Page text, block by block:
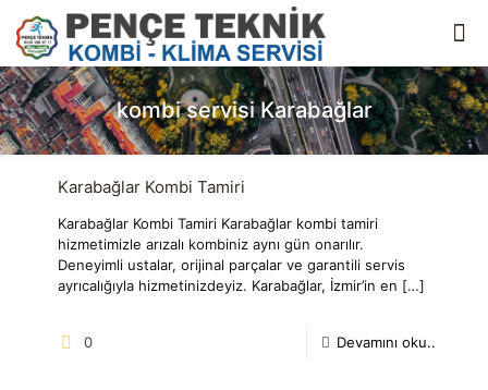
kombi servisi Karabağlar
Karabağlar Kombi Tamiri
Karabağlar Kombi Tamiri Karabağlar kombi tamiri
hizmetimizle arızalı kombiniz aynı gün onarılır.
Deneyimli ustalar, orijinal parçalar ve garantili servis
ayrıcalığıyla hizmetinizdeyiz. Karabağlar, İzmir’in en […]
0 Devamını oku..